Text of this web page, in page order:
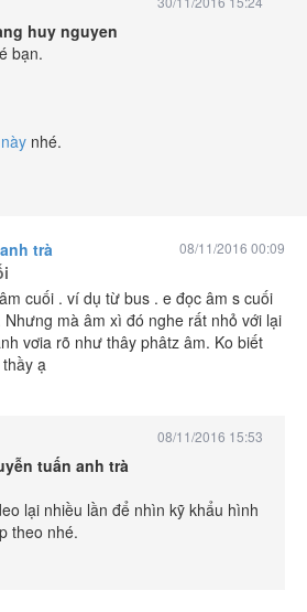
huy nguyen
bạn.
nhé.
trà 08/11/2016 00:09
cuối . ví dụ từ bus . e đọc âm s cuối
mà âm xì đó nghe rất nhỏ với lại
vơia rõ như thây phâtz âm. Ko biết
ạ
08/11/2016 15:53
tuấn anh trà
lại nhiều lần để nhìn kỹ khẩu hình
theo nhé.